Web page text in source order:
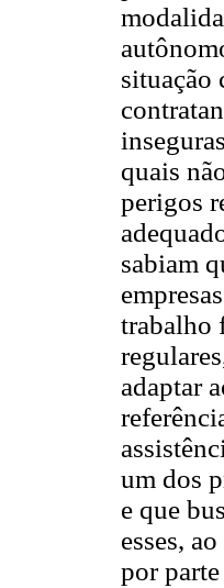
situação
quais
perigos
sabiam
trabalho
adaptar
um dos
e que
esses,
por